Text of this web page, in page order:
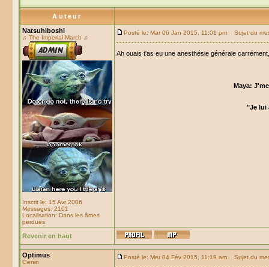
Auteur
Natsuhiboshi
♫ The Imperial March ♫
Inscrit le: 15 Avr 2006
Messages: 2101
Localisation: Dans les âmes
perdues
Posté le: Mar 06 Jan 2015, 11:01 pm Sujet du
Ah ouais t'as eu une anesthésie générale
Maya:
"Je lui
Revenir en haut
Optimus
Genin
Posté le: Mer 04 Fév 2015, 11:19 am Sujet du